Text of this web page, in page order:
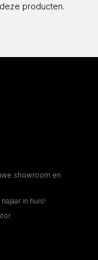
producten.
showroom en
in huis!